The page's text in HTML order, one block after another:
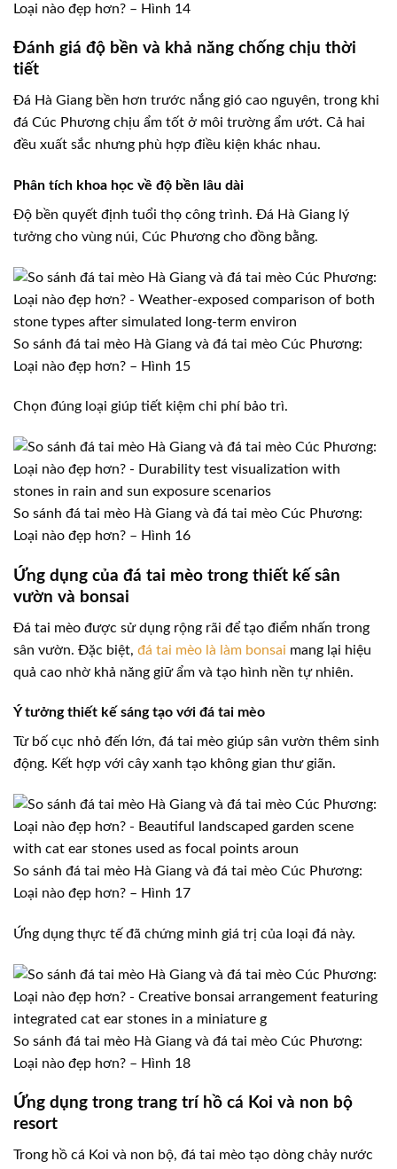
Loại nào đẹp hơn? – Hình 14
Đánh giá độ bền và khả năng chống chịu thời
tiết
Đá Hà Giang bền hơn trước nắng gió cao nguyên, trong khi
đá Cúc Phương chịu ẩm tốt ở môi trường ẩm ướt. Cả hai
đều xuất sắc nhưng phù hợp điều kiện khác nhau.
Phân tích khoa học về độ bền lâu dài
Độ bền quyết định tuổi thọ công trình. Đá Hà Giang lý
tưởng cho vùng núi, Cúc Phương cho đồng bằng.
So sánh đá tai mèo Hà Giang và đá tai mèo Cúc Phương:
Loại nào đẹp hơn? – Hình 15
Chọn đúng loại giúp tiết kiệm chi phí bảo trì.
So sánh đá tai mèo Hà Giang và đá tai mèo Cúc Phương:
Loại nào đẹp hơn? – Hình 16
Ứng dụng của đá tai mèo trong thiết kế sân
vườn và bonsai
Đá tai mèo được sử dụng rộng rãi để tạo điểm nhấn trong
sân vườn. Đặc biệt, đá tai mèo là làm bonsai mang lại hiệu
quả cao nhờ khả năng giữ ẩm và tạo hình nền tự nhiên.
Ý tưởng thiết kế sáng tạo với đá tai mèo
Từ bố cục nhỏ đến lớn, đá tai mèo giúp sân vườn thêm sinh
động. Kết hợp với cây xanh tạo không gian thư giãn.
So sánh đá tai mèo Hà Giang và đá tai mèo Cúc Phương:
Loại nào đẹp hơn? – Hình 17
Ứng dụng thực tế đã chứng minh giá trị của loại đá này.
So sánh đá tai mèo Hà Giang và đá tai mèo Cúc Phương:
Loại nào đẹp hơn? – Hình 18
Ứng dụng trong trang trí hồ cá Koi và non bộ
resort
Trong hồ cá Koi và non bộ, đá tai mèo tạo dòng chảy nước